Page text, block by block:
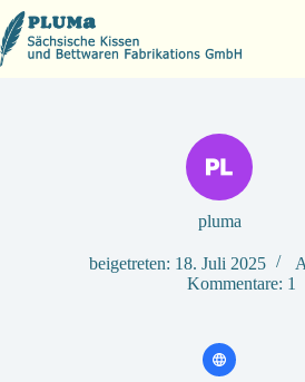
Zum
Inhalt
springen
pluma
beigetreten: 18. Juli 2025
Kommentare: 1